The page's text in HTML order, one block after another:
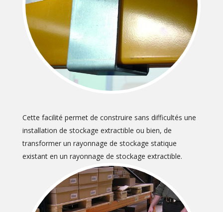
Cette facilité permet de construire sans difficultés une
installation de stockage extractible ou bien, de
transformer un rayonnage de stockage statique
existant en un rayonnage de stockage extractible.